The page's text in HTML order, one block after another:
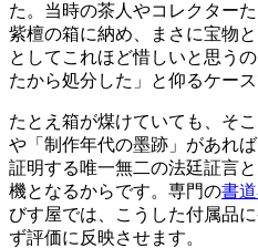
た。当時の茶人やコレクター
紫檀の箱に納め、まさに宝物
としてこれほど惜しいと思う
たから処分した」と仰るケース
たとえ箱が煤けていても、そ
や「制作年代の墨跡」があれ
証明する唯一無二の法廷証言
機となるからです。専門の書
びす屋では、こうした付属品
ず評価に反映させます。